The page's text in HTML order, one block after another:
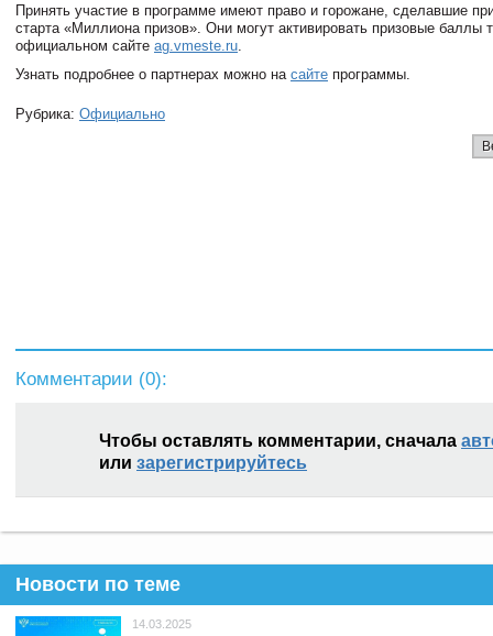
Принять участие в программе имеют право и горожане, сделавшие
старта «Миллиона призов». Они могут активировать призовые баллы
официальном сайте ag.vmeste.ru
Узнать подробнее о партнерах можно на сайте программы.
Рубрика: Официально
Комментарии (0):
Чтобы оставлять комментарии, сначала
или зарегистрируйтесь
Новости по теме
14.03.2025